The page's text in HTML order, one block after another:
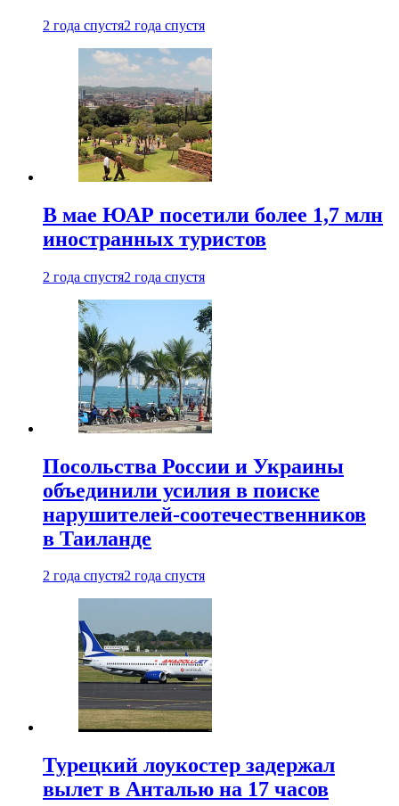
2 года спустя2 года спустя
В мае ЮАР посетили более 1,7 млн
иностранных туристов
2 года спустя2 года спустя
Посольства России и Украины
объединили усилия в поиске
нарушителей-соотечественников
в Таиланде
2 года спустя2 года спустя
Турецкий лоукостер задержал
вылет в Анталью на 17 часов